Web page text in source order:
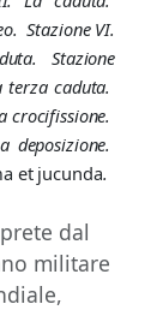
Stazione VI.
Stazione
caduta.
crocifissione.
deposizione.
et jucunda.
dal
militare